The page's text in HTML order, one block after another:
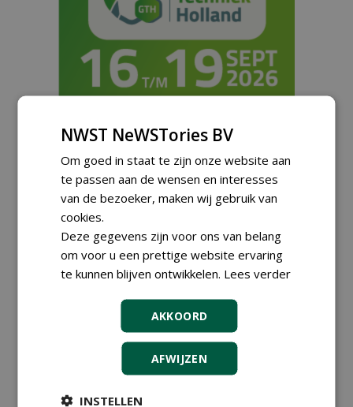
Meld je aan voor onze digitale
nieuwsbrief.
NWST NeWSTories BV
Om goed in staat te zijn onze website aan
te passen aan de wensen en interesses
van de bezoeker, maken wij gebruik van
cookies.
Deze gegevens zijn voor ons van belang
om voor u een prettige website ervaring
te kunnen blijven ontwikkelen. Lees verder
AKKOORD
AFWIJZEN
INSTELLEN